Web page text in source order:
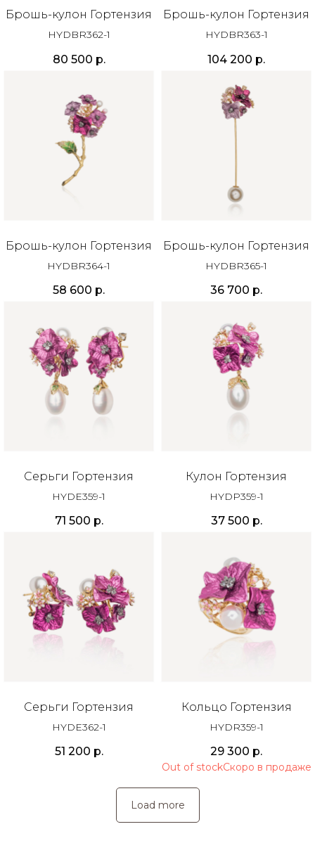
Брошь-кулон Гортензия
HYDBR362-1
80 500 р.
Брошь-кулон Гортензия
HYDBR363-1
104 200 р.
Брошь-кулон Гортензия
HYDBR364-1
58 600 р.
Брошь-кулон Гортензия
HYDBR365-1
36 700 р.
Серьги Гортензия
HYDE359-1
71 500 р.
Кулон Гортензия
HYDP359-1
37 500 р.
Серьги Гортензия
HYDE362-1
51 200 р.
Кольцо Гортензия
HYDR359-1
29 300 р.
Out of stock
Load more